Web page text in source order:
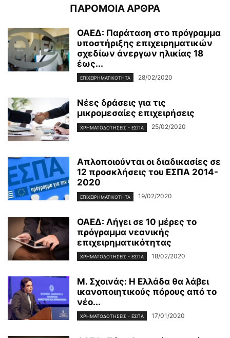
ΠΑΡΟΜΟΙΑ ΑΡΘΡΑ
ΟΑΕΔ: Παράταση στο πρόγραμμα
υποστήριξης επιχειρηματικών
σχεδίων άνεργων ηλικίας 18
έως...
ΕΠΙΧΕΙΡΗΜΑΤΙΚΌΤΗΤΑ 28/02/2020
Νέες δράσεις για τις
μικρομεσαίες επιχειρήσεις
ΧΡΗΜΑΤΟΔΟΤΉΣΕΙΣ - ΕΣΠΑ 25/02/2020
Απλοποιούνται οι διαδικασίες σε
12 προσκλήσεις του ΕΣΠΑ 2014-
2020
ΕΠΙΧΕΙΡΗΜΑΤΙΚΌΤΗΤΑ 19/02/2020
ΟΑΕΔ: Λήγει σε 10 μέρες το
πρόγραμμα νεανικής
επιχειρηματικότητας
ΧΡΗΜΑΤΟΔΟΤΉΣΕΙΣ - ΕΣΠΑ 18/02/2020
Μ. Σχοινάς: Η Ελλάδα θα λάβει
ικανοποιητικούς πόρους από το
νέο...
ΧΡΗΜΑΤΟΔΟΤΉΣΕΙΣ - ΕΣΠΑ 17/01/2020